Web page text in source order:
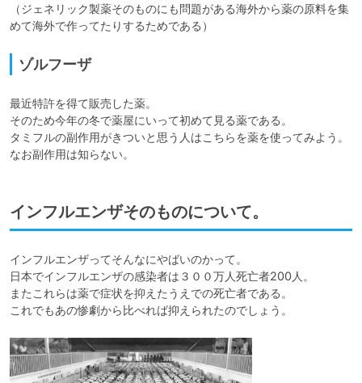
（ジェネリック製薬そのものにも問題がある海外から薬の原料を集
めて海外で作ってたりするためである）
ゾルフーザ
最近特許を得て販売した薬。
そのため今年の冬で薬屋にいって初めて見る薬である。
タミフルの副作用がきついと思う人はこちらを薬を使ってみよう。
なお副作用は知らない。
インフルエンザそのものについて。
インフルエンザってそんなにやばいのかって。
日本でインフルエンザの感染者は３００万人死亡者200人。
またこれらは薬で症状を抑えたうえでの死亡者である。